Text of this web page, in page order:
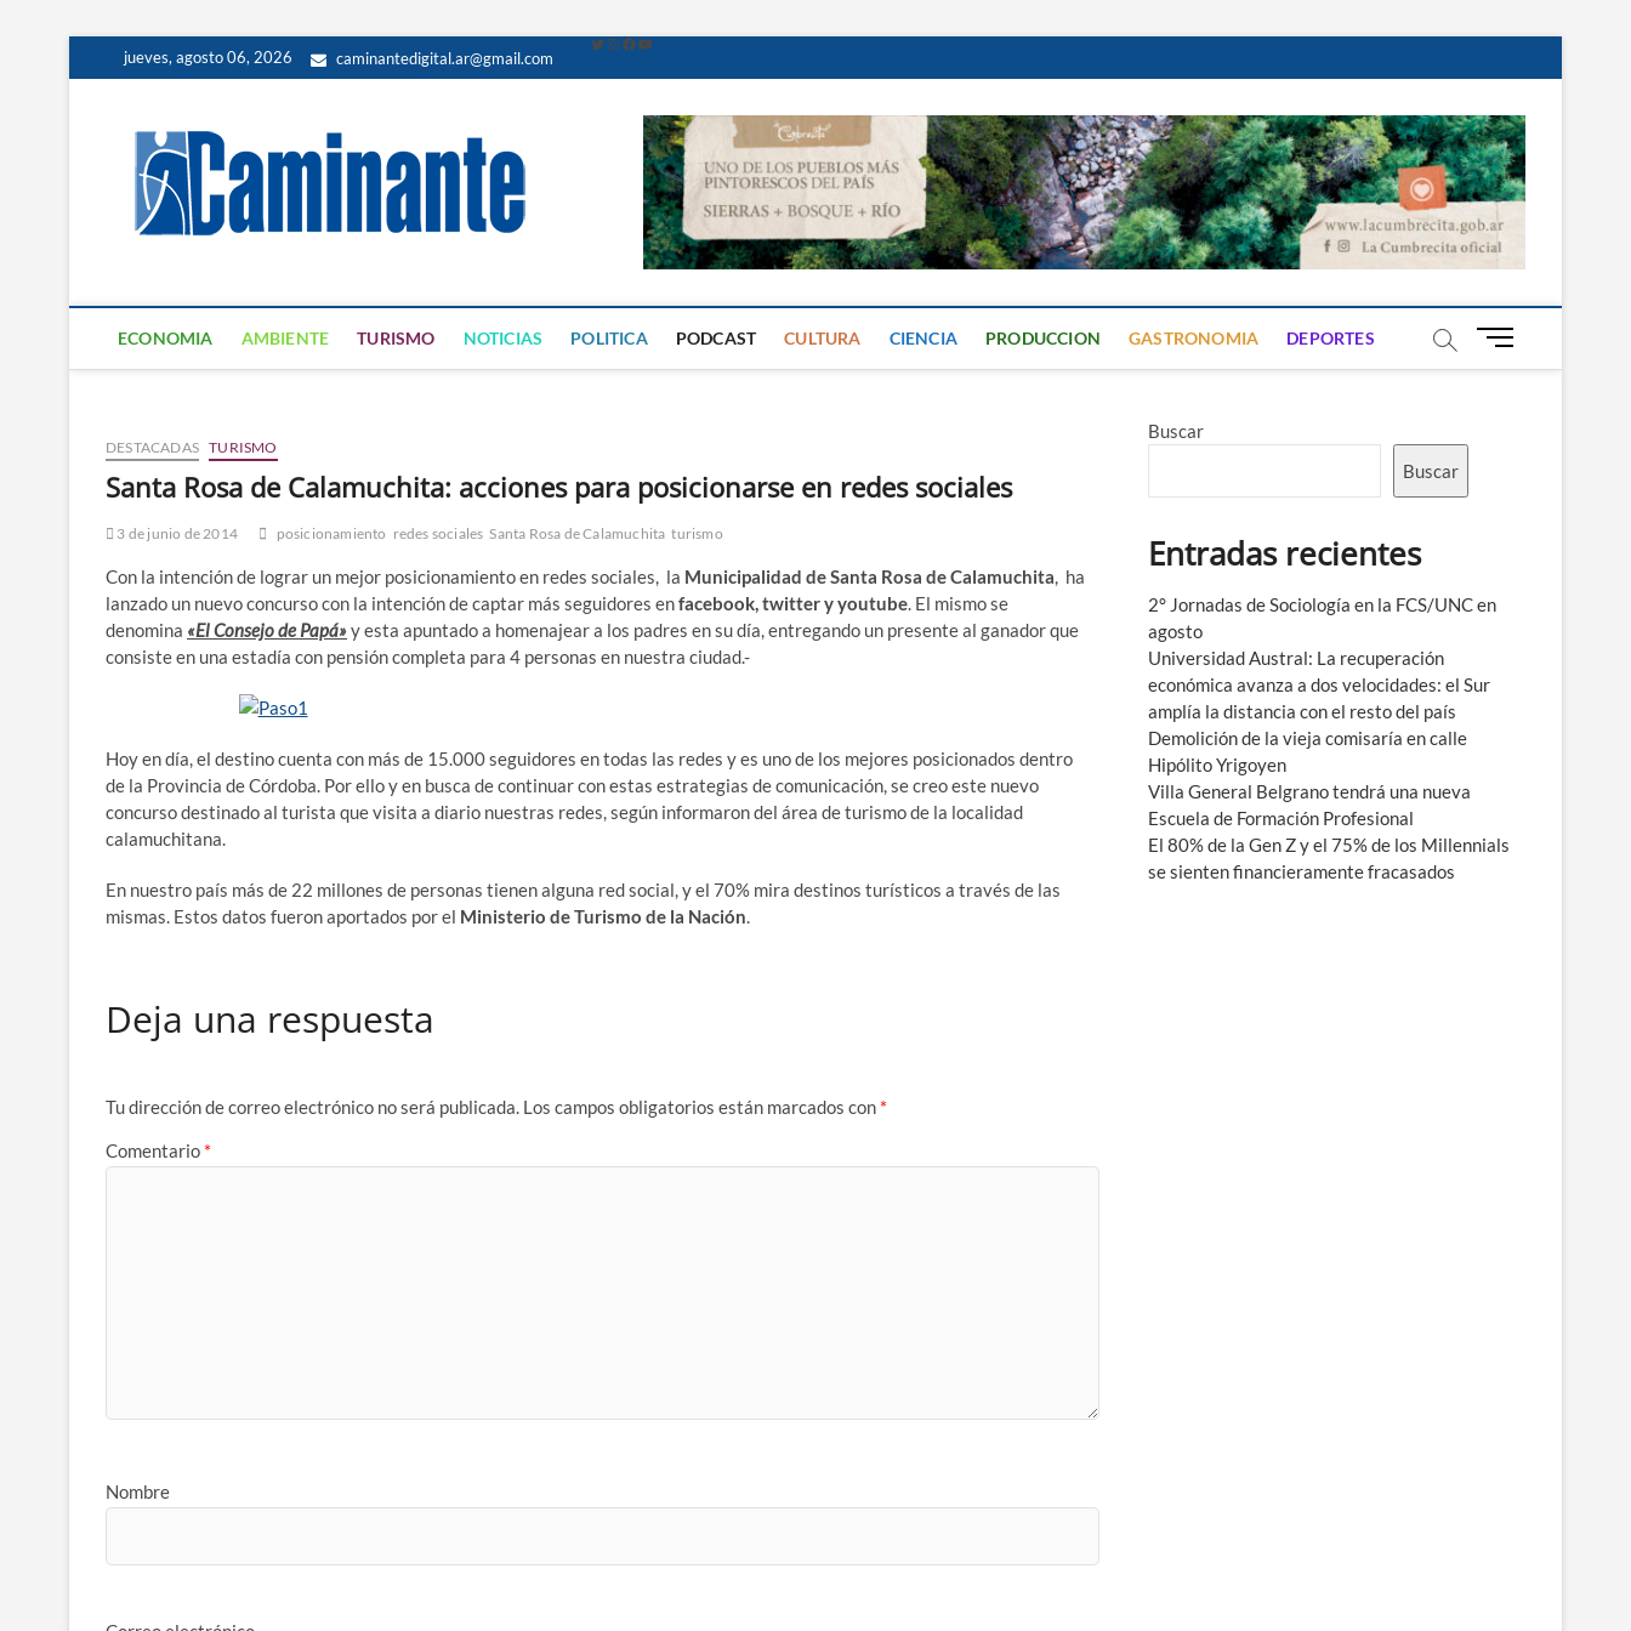
jueves, agosto 06, 2026 caminantedigital.ar@gmail.com
Caminante Digital
PERIÓDICO DIGITAL DEL VALLE DE CALAMUCHITA
ECONOMIA AMBIENTE TURISMO NOTICIAS POLITICA PODCAST CULTURA CIENCIA PRODUCCION GASTRONOMIA DEPORTES
B
ú
DESTACADAS TURISMO
Santa Rosa de Calamuchita: acciones para posicionarse en redes sociales
3 de junio de 2014 posicionamiento redes sociales Santa Rosa de Calamuchita turismo
Con la intención de lograr un mejor posicionamiento en redes sociales, la Municipalidad de Santa Rosa de Calamuchita, ha
lanzado un nuevo concurso con la intención de captar más seguidores enfacebook, twitter y youtube. El mismo se
denomina «El Consejo de Papá»y esta apuntado a homenajear a los padres en su día, entregando un presente al ganador que
consiste en una estadía con pensión completa para 4 personas en nuestra ciudad.-
Hoy en día, el destino cuenta con más de 15.000 seguidores en todas las redes y es uno de los mejores posicionados dentro
de la Provincia de Córdoba. Por ello y en busca de continuar con estas estrategias de comunicación, se creo este nuevo
concurso destinado al turista que visita a diario nuestras redes, según informaron del área de turismo de la localidad
calamuchitana.
En nuestro país más de 22 millones de personas tienen alguna red social, y el 70% mira destinos turísticos a través de las
mismas. Estos datos fueron aportados por el Ministerio de Turismo de la Nación.
Deja una respuesta
Tu dirección de correo electrónico no será publicada. Los campos obligatorios están marcados con *
Comentario *
Nombre
Buscar
Buscar
Entradas recientes
2° Jornadas de Sociología en la FCS/UNC en
agosto
Universidad Austral: La recuperación
económica avanza a dos velocidades: el Sur
amplía la distancia con el resto del país
Demolición de la vieja comisaría en calle
Hipólito Yrigoyen
Villa General Belgrano tendrá una nueva
Escuela de Formación Profesional
El 80% de la Gen Z y el 75% de los Millennials
se sienten financieramente fracasados